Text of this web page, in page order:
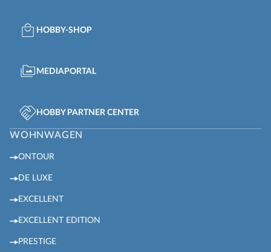
HOBBY-SHOP
MEDIAPORTAL
HOBBY PARTNER CENTER
WOHNWAGEN
ONTOUR
DE LUXE
EXCELLENT
EXCELLENT EDITION
PRESTIGE